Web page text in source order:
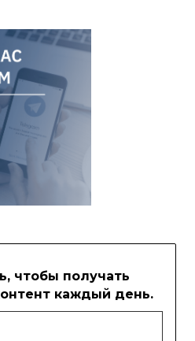
чтобы получать
каждый день.